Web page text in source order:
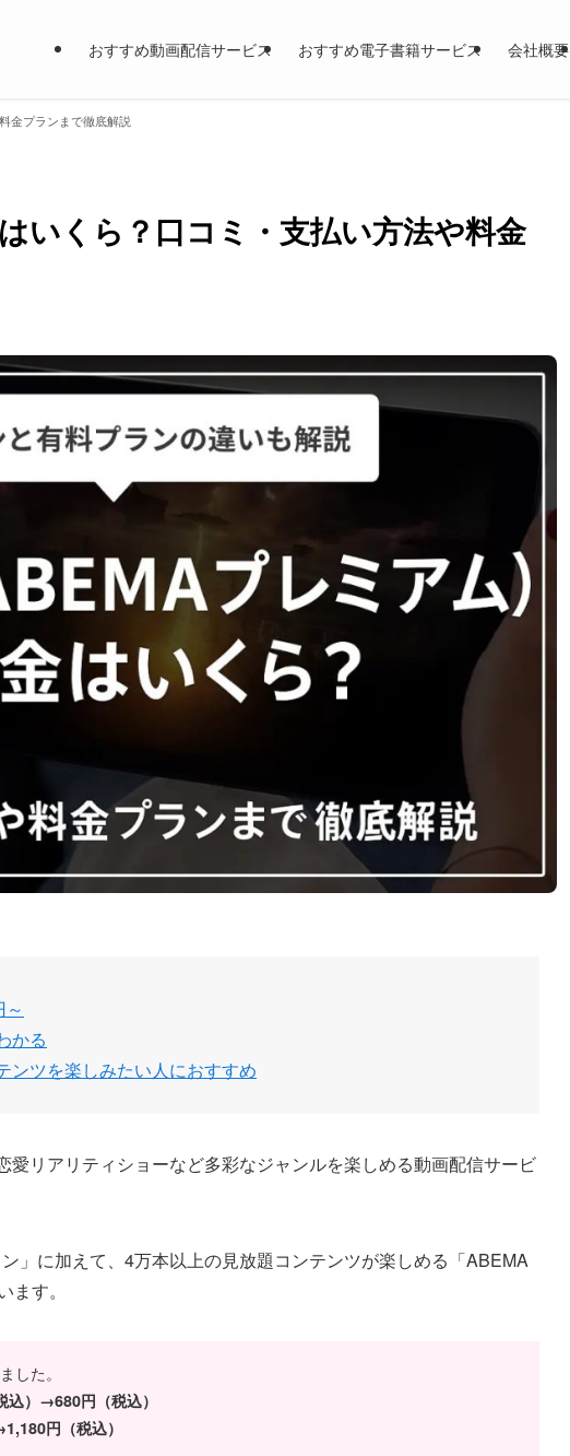
おすすめ動画配信サービス おすすめ電子書籍サービス 会社概要
金プランまで徹底解説
いくら？口コミ・支払い方法や料金
かる
ンツを楽しみたい人におすすめ
リアリティショーなど多彩なジャンルを楽しめる動画配信サービ
」に加えて、4万本以上の見放題コンテンツが楽しめる「ABEMA
す。
した。
込）→680円（税込）
円（税込）